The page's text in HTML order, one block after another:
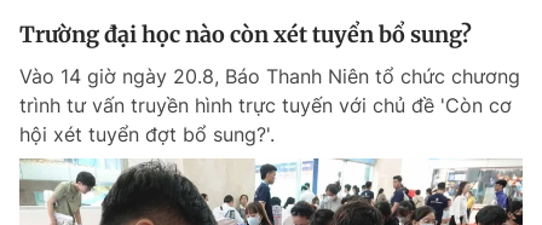
Đọc Thanh Niên trên điện thoại
Trường đại học nào còn xét tuyển bổ sung?
Vào 14 giờ ngày 20.8, Báo Thanh Niên tổ chức chương
trình tư vấn truyền hình trực tuyến với chủ đề 'Còn cơ
hội xét tuyển đợt bổ sung?'.